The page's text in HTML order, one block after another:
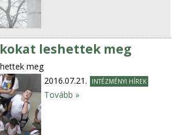
leshettek meg
meg
2016.07.21.
INTÉZMÉNYI HÍREK
Tovább »